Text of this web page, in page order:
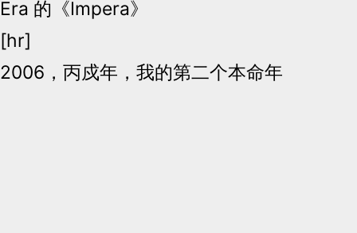
Era 的《Impera》
[hr]
2006，丙戍年，我的第二个本命年